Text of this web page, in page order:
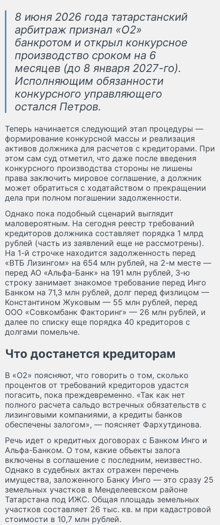
8 июня 2026 года татарстанский
арбитраж признал «О2»
банкротом и открыл конкурсное
производство сроком на 6
месяцев (до 8 января 2027-го).
Исполняющим обязанности
конкурсного управляющего
остался Петров.
Теперь начинается следующий этап процедуры —
формирование конкурсной массы и реализация
активов должника для расчетов с кредиторами. При
этом сам суд отметил, что даже после введения
конкурсного производства стороны не лишены
права заключить мировое соглашение, а должник
может обратиться с ходатайством о прекращении
дела при полном погашении задолженности.
Однако пока подобный сценарий выглядит
маловероятным. На сегодня реестр требований
кредиторов должника составляет порядка 1 млрд
рублей (часть из заявлений еще не рассмотрены).
На 1-й строчке находится задолженность перед
«ВТБ Лизингом» на 654 млн рублей, на 2-м месте —
перед АО «Альфа-Банк» на 191 млн рублей, 3-ю
строку занимает знакомое требование перед Инго
Банком на 71,3 млн рублей, долг перед физлицом —
Константином Жуковым — 55 млн рублей, перед
ООО «Совкомбанк Факторинг» — 26 млн рублей, и
далее по списку еще порядка 40 кредиторов с
долгами помельче.
Что достанется кредиторам
В «О2» поясняют, что говорить о том, сколько
процентов от требований кредиторов удастся
погасить, пока преждевременно. «Так как нет
полного расчета сальдо встречных обязательств с
лизинговыми компаниями, а кредиты банков
обеспечены залогом», — поясняет Фархутдинова.
Речь идет о кредитных договорах с Банком Инго и
Альфа-Банком. О том, какие объекты залога
включены в соглашение с последним, неизвестно.
Однако в судебных актах отражен перечень
имущества, заложенного Банку Инго — это сразу 25
земельных участков в Менделеевском районе
Татарстана под ИЖС. Общая площадь земельных
участков составляет 26 тыс. кв. м при кадастровой
стоимости в 10,7 млн рублей.